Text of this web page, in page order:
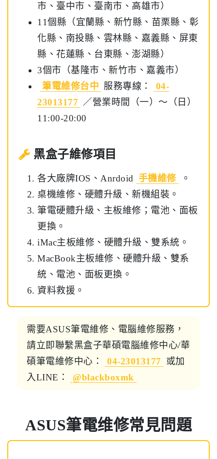
市、臺中市、臺南市、高雄市）
11個縣（宜蘭縣、新竹縣、苗栗縣、彰
化縣、南投縣、雲林縣、嘉義縣、屏東
縣、花蓮縣、台東縣、澎湖縣）
3個市（基隆市、新竹市、嘉義市）
筆電維修台中 服務專線：
04-
23013177
／營業時間（一）～（日）
11:00-20:00
黑盒子維修項目
各大廠牌IOS、Anrdoid 手機維修
。
桌機維修、硬體升級、新機組裝。
筆電硬體升級、主板維修；電池、面板
更換。
iMac主板維修、硬體升級、雙系統。
MacBook主板維修、硬體升級、雙系
統、電池、面板更換。
資料救援。
需要ASUS筆電維修、電腦維修服務，
請立即聯繫黑盒子華碩電腦維修中心/華
碩筆電維修中心：
04-23013177
或加
入LINE：
@blackboxmk
ASUS筆電维修常見問題